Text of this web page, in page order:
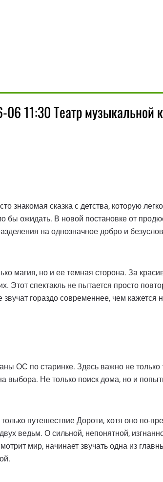
11:30 Театр музыкальной
сказка с детства, которую
ожидать. В новой постановке от
на однозначное добро и
магия, но и ее темная сторона. За
спектакль не пытается просто
гораздо современнее, чем кажется
ОС по старинке. Здесь важно не
Не только поиск дома, но и
путешествие Дороти, хотя оно по-
ведьм. О сильной, непонятной,
мир, начинает звучать одна из